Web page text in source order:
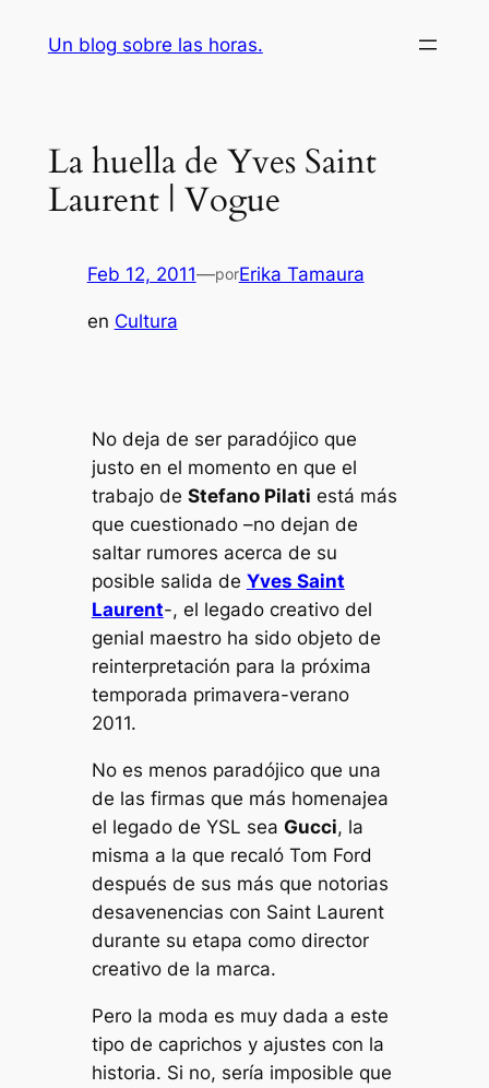
Un blog sobre las horas.
La huella de Yves Saint
Laurent | Vogue
Feb 12, 2011—porErika Tamaura
en Cultura
No deja de ser paradójico que
justo en el momento en que el
trabajo de Stefano Pilati está más
que cuestionado –no dejan de
saltar rumores acerca de su
posible salida de Yves Saint
Laurent-, el legado creativo del
genial maestro ha sido objeto de
reinterpretación para la próxima
temporada primavera-verano
2011.
No es menos paradójico que una
de las firmas que más homenajea
el legado de YSL sea Gucci, la
misma a la que recaló Tom Ford
después de sus más que notorias
desavenencias con Saint Laurent
durante su etapa como director
creativo de la marca.
Pero la moda es muy dada a este
tipo de caprichos y ajustes con la
historia. Si no, sería imposible que